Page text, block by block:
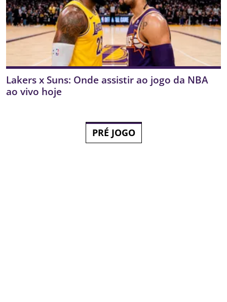
Lakers x Suns: Onde assistir ao jogo da NBA
ao vivo hoje
PRÉ JOGO